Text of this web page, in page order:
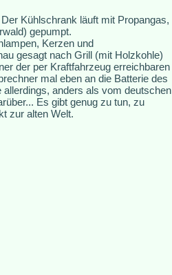
Kühlschrank läuft mit Propangas,
gepumpt.
Kerzen und
gesagt nach Grill (mit Holzkohle)
der per Kraftfahrzeug erreichbaren
mal eben an die Batterie des
anders als vom deutschen
Es gibt genug zu tun, zu
zur alten Welt.